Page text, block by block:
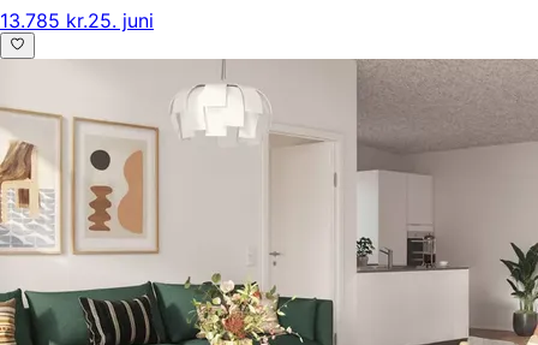
13.785 kr.25. juni